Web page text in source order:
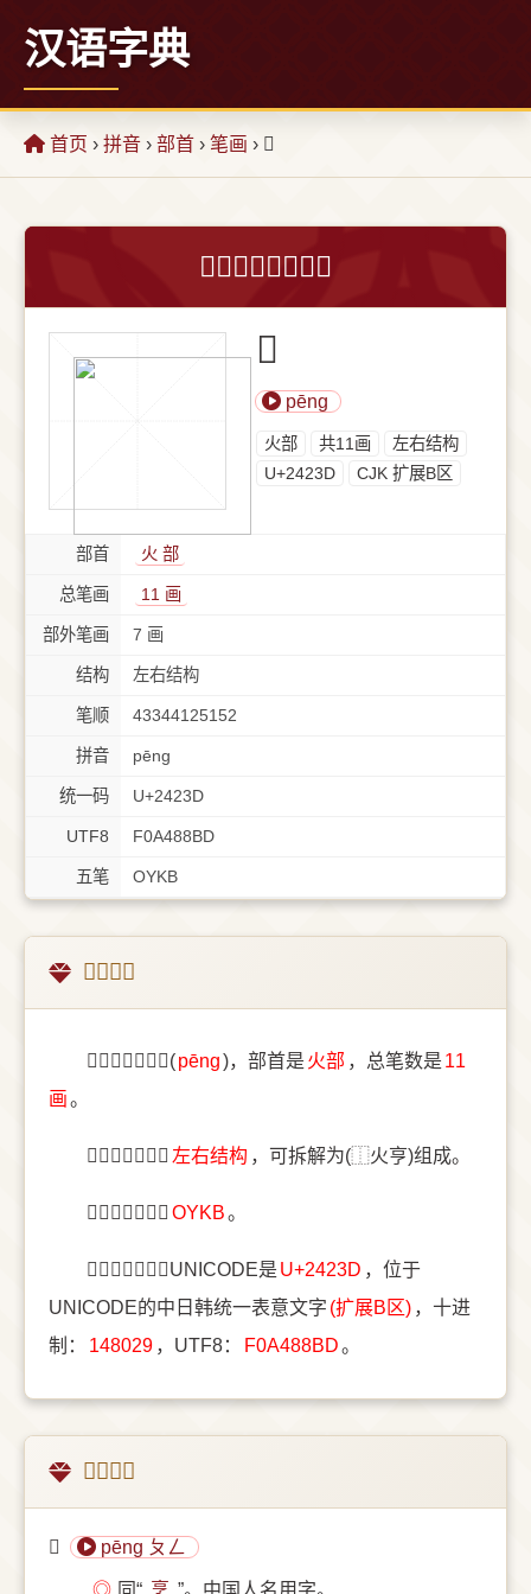
汉语字典
首页 › 拼音 › 部首 › 笔画 › 𤈽
𤈽字的意思和解释
𤈽
pēng
⽕部 共11画
左右结构
U+2423D
CJK 扩展B区
部首 ⽕ 部
总笔画 11 画
部外笔画 7 画
结构 左右结构
笔顺 43344125152
拼音 pēng
统一码 U+2423D
UTF8 F0A488BD
五笔 OYKB
𤈽字概述
〔𤈽〕字拼音是(pēng)，部首是 ⽕部 ，总笔数是 11
画。
〔𤈽〕字结构是 左右结构 ，可拆解为(⿰火亨)组成。
〔𤈽〕字五笔是 OYKB。
〔𤈽〕字统一码UNICODE是 U+2423D ，位于
UNICODE的中日韩统一表意文字 (扩展B区) ，十进
制：
148029 ，UTF8： F0A488BD。
𤈽的意思
𤈽 pēng ㄆㄥ
◎ 同“ 烹 ”。中国人名用字。